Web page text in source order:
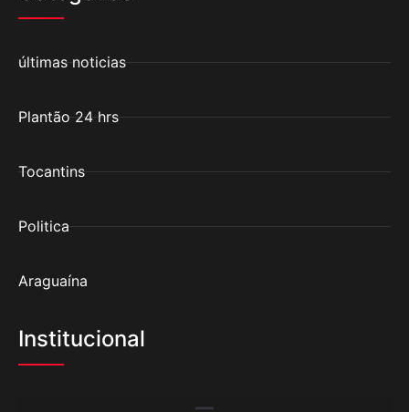
últimas noticias
Plantão 24 hrs
Tocantins
Politica
Araguaína
Institucional